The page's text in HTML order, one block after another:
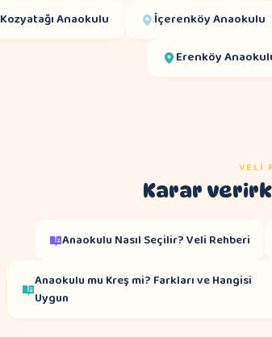
KozyatağıAnaokulu İçerenköyAnaokulu
Erenköy
VELI
Karar
Anaokulu Nasıl Seçilir? Veli Rehberi
Anaokulu mu Kreş mi? Farkları ve Hangisi
Uygun